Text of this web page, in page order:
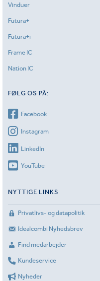
Vinduer
Futura+
Futura+i
Frame IC
Nation IC
FØLG OS PÅ:
Facebook
Instagram
LinkedIn
YouTube
NYTTIGE LINKS
Privatlivs- og datapolitik
Idealcombi Nyhedsbrev
Find medarbejder
Kundeservice
Nyheder